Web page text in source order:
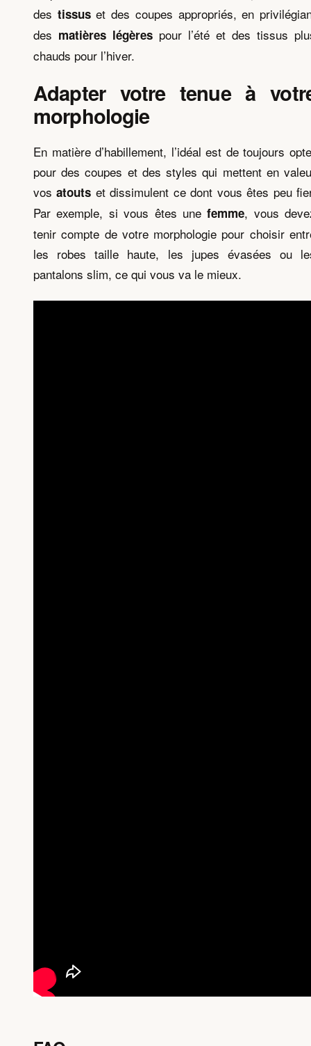
des tissuset des coupes appropriés, en
des matières légères pour l’été et des tissus
chauds pour l’hiver.
Adapter votre tenue à
morphologie
En matière d’habillement, l’idéal est de toujours
pour des coupes et des styles qui mettent en
vosatouts et dissimulent ce dont vous êtes peu
Par exemple, si vous êtes unefemme, vous
tenir compte de votre morphologie pour choisir
les robes taille haute, les jupes évasées ou
pantalons slim, ce qui vous va le mieux.